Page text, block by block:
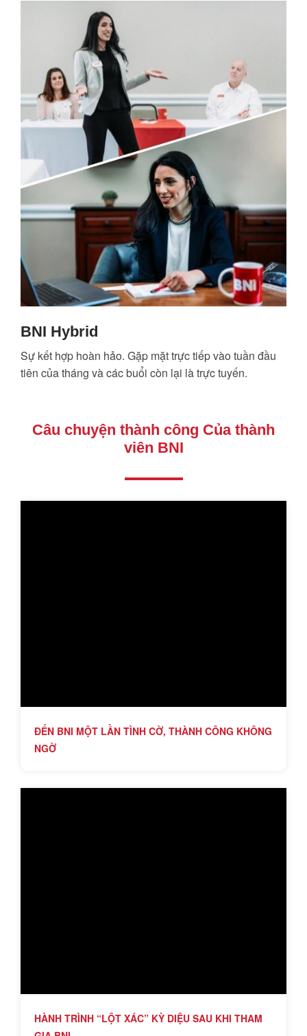
BNI Hybrid
Sự kết hợp hoàn hảo. Gặp mặt trực tiếp vào tuần đầu
tiên của tháng và các buổi còn lại là trực tuyến.
Câu chuyện thành công Của thành
viên BNI
ĐẾN BNI MỘT LẦN TÌNH CỜ, THÀNH CÔNG KHÔNG
NGỜ
HÀNH TRÌNH “LỘT XÁC” KỲ DIỆU SAU KHI THAM